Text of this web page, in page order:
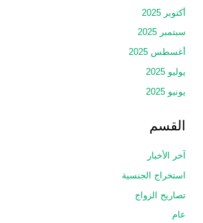
أكتوبر 2025
سبتمبر 2025
أغسطس 2025
يوليو 2025
يونيو 2025
القسم
آخر الأخبار
استخراج الجنسية
تصاريح الزواج
عام